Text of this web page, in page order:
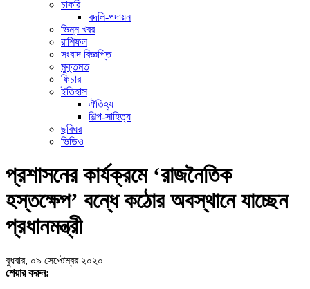
চাকরি
বদলি-পদায়ন
ভিন্ন খবর
রাশিফল
সংবাদ বিজ্ঞপ্তি
মুক্তমত
ফিচার
ইতিহাস
ঐতিহ্য
শিল্প-সাহিত্য
ছবিঘর
ভিডিও
প্রশাসনের কার্যক্রমে ‘রাজনৈতিক
হস্তক্ষেপ’ বন্ধে কঠোর অবস্থানে যাচ্ছেন
প্রধানমন্ত্রী
বুধবার, ০৯ সেপ্টেম্বর ২০২০
শেয়ার করুন: